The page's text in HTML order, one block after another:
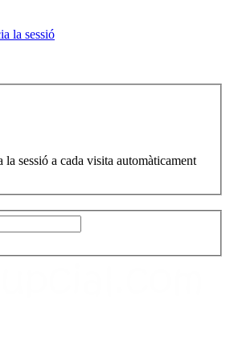
la sessió
la sessió a cada visita automàticament